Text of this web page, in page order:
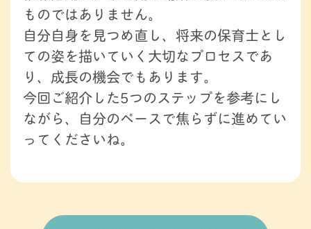
ものではありません。
自分自身を見つめ直し、将来の保育士とし
ての姿を描いていく大切なプロセスであ
り、成長の機会でもあります。
今回ご紹介した5つのステップを参考にし
ながら、自分のペースで焦らずに進めてい
ってくださいね。